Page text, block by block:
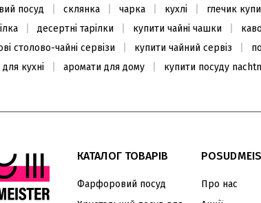
Закінчується Закінчується
посуд склянка чарка кухлі глечик
десертні тарілки купити чайні чашки
столово-чайні сервізи
купити чайний сервіз
кухні
аромати для дому купити посуду
КАТАЛОГ ТОВАРІВ
Фарфоровий посуд
Про нас